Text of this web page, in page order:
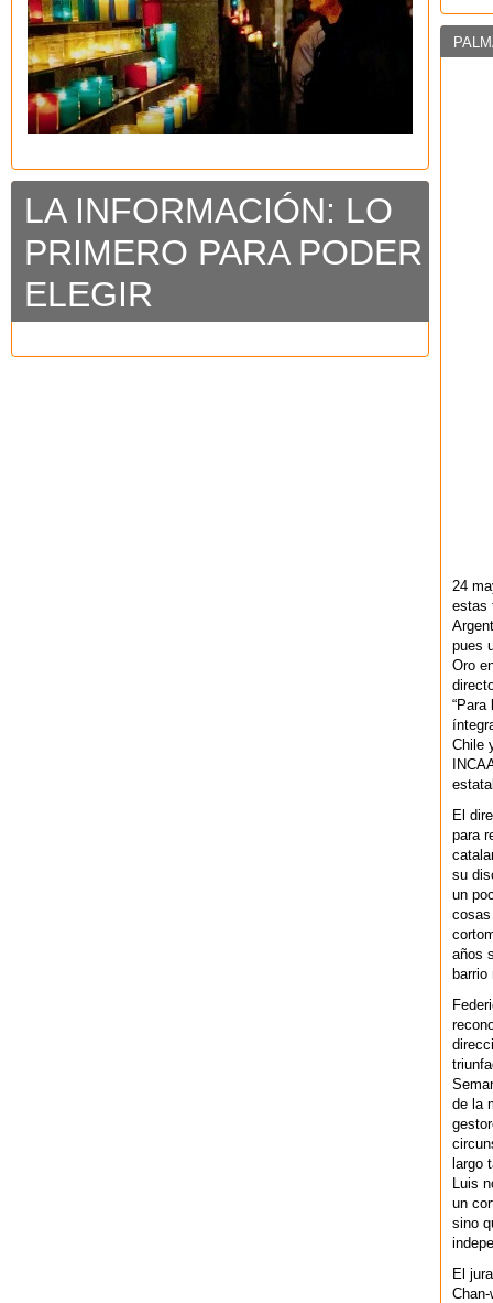
LA INFORMACIÓN: LO
PRIMERO PARA PODER
ELEGIR
24
estas
pues
Oro
“Para
Chile
El
para
su
un
cosas
años
de la
largo
Luis
un
sino
El